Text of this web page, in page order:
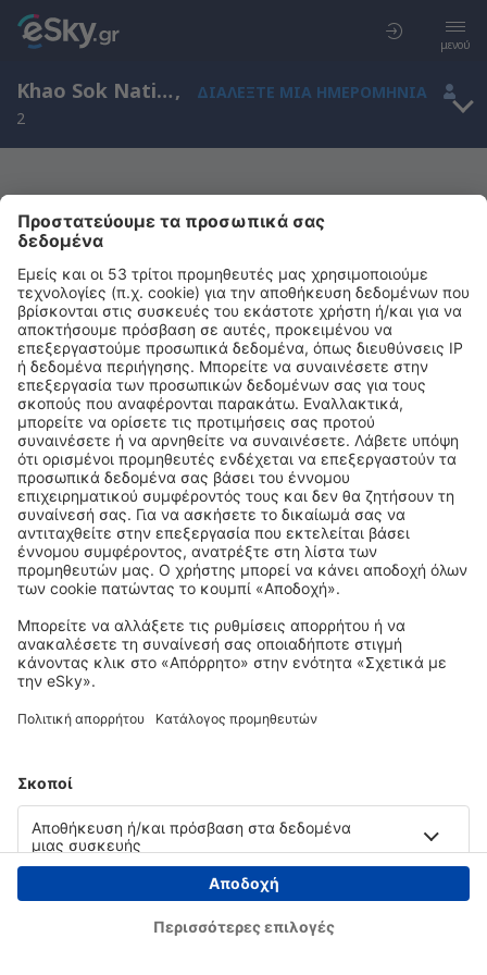
μενού
Khao Sok National Park, Surat Thani, Ταϊλάνδη,
ΔΙΑΛΈΞΤΕ ΜΙΑ ΗΜΕΡΟΜΗΝΊΑ
2
Μας συγχωρείτε, δεν υπάρχουν
αποτελέσματα για την αναζήτησή σας
Προσπαθήστε να κάνετε αναζήτηση με διαφορετικά κριτήρια
Copyright © eSky.gr. Με την επιφύλαξη παντός νομίμου δικαιώματος.